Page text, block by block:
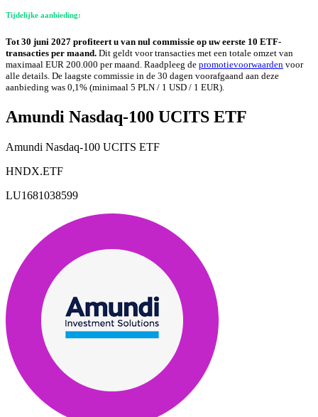
Tijdelijke aanbieding:
Tot 30 juni 2027 profiteert u van nul commissie op uw eerste 10 ETF-
transacties per maand. Dit geldt voor transacties met een totale omzet van
maximaal EUR 200.000 per maand. Raadpleeg de promotievoorwaarden voor
alle details. De laagste commissie in de 30 dagen voorafgaand aan deze
aanbieding was 0,1% (minimaal 5 PLN / 1 USD / 1 EUR).
Amundi Nasdaq-100 UCITS ETF
Amundi Nasdaq-100 UCITS ETF
HNDX.ETF
LU1681038599